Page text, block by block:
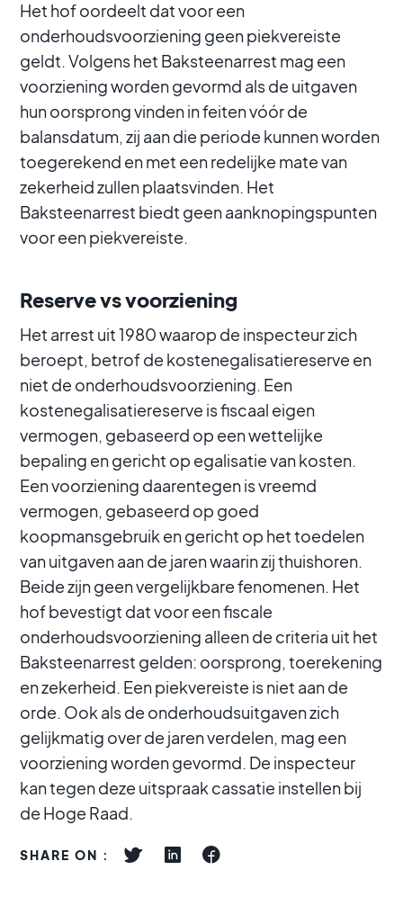
Het hof oordeelt dat voor een
onderhoudsvoorziening geen piekvereiste
geldt. Volgens het Baksteenarrest mag een
voorziening worden gevormd als de uitgaven
hun oorsprong vinden in feiten vóór de
balansdatum, zij aan die periode kunnen worden
toegerekend en met een redelijke mate van
zekerheid zullen plaatsvinden. Het
Baksteenarrest biedt geen aanknopingspunten
voor een piekvereiste.
Reserve vs voorziening
Het arrest uit 1980 waarop de inspecteur zich
beroept, betrof de kostenegalisatiereserve en
niet de onderhoudsvoorziening. Een
kostenegalisatiereserve is fiscaal eigen
vermogen, gebaseerd op een wettelijke
bepaling en gericht op egalisatie van kosten.
Een voorziening daarentegen is vreemd
vermogen, gebaseerd op goed
koopmansgebruik en gericht op het toedelen
van uitgaven aan de jaren waarin zij thuishoren.
Beide zijn geen vergelijkbare fenomenen. Het
hof bevestigt dat voor een fiscale
onderhoudsvoorziening alleen de criteria uit het
Baksteenarrest gelden: oorsprong, toerekening
en zekerheid. Een piekvereiste is niet aan de
orde. Ook als de onderhoudsuitgaven zich
gelijkmatig over de jaren verdelen, mag een
voorziening worden gevormd. De inspecteur
kan tegen deze uitspraak cassatie instellen bij
de Hoge Raad.
SHARE ON :